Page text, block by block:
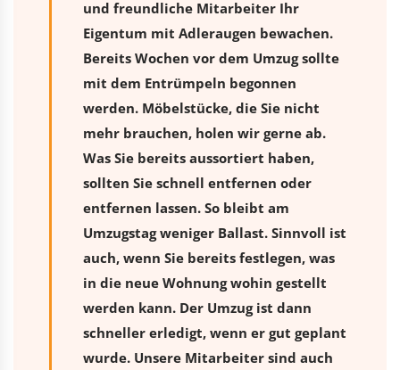
und freundliche Mitarbeiter Ihr
Eigentum mit Adleraugen bewachen.
Bereits Wochen vor dem Umzug sollte
mit dem Entrümpeln begonnen
werden. Möbelstücke, die Sie nicht
mehr brauchen, holen wir gerne ab.
Was Sie bereits aussortiert haben,
sollten Sie schnell entfernen oder
entfernen lassen. So bleibt am
Umzugstag weniger Ballast. Sinnvoll ist
auch, wenn Sie bereits festlegen, was
in die neue Wohnung wohin gestellt
werden kann. Der Umzug ist dann
schneller erledigt, wenn er gut geplant
wurde. Unsere Mitarbeiter sind auch